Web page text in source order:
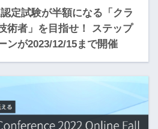
定試験が半額になる「クラ
術者」を目指せ！ ステップ
ンが2023/12/15まで開催